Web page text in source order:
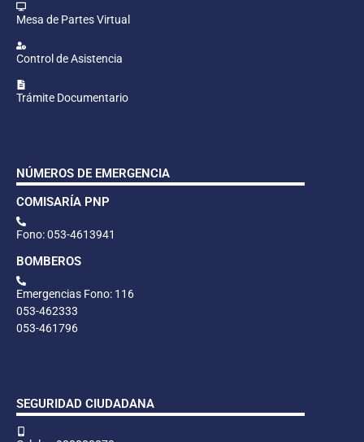
Mesa de Partes Virtual
Control de Asistencia
Trámite Documentario
NÚMEROS DE EMERGENCIA
COMISARÍA PNP
Fono: 053-4613941
BOMBEROS
Emergencias Fono: 116
053-462333
053-461796
SEGURIDAD CIUDADANA